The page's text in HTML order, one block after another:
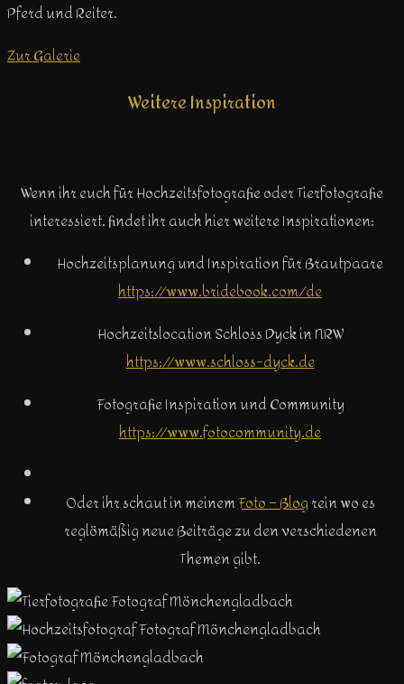
Pferd und Reiter.
Zur Galerie
Weitere Inspiration
Wenn ihr euch für Hochzeitsfotografie oder Tierfotografie
interessiert, findet ihr auch hier weitere Inspirationen:
Hochzeitsplanung und Inspiration für Brautpaare
https://www.bridebook.com/de
Hochzeitslocation Schloss Dyck in NRW
https://www.schloss-dyck.de
Fotografie Inspiration und Community
https://www.fotocommunity.de
Oder ihr schaut in meinemFoto – Blogrein wo es
reglömäßig neue Beiträge zu den verschiedenen
Themen gibt.